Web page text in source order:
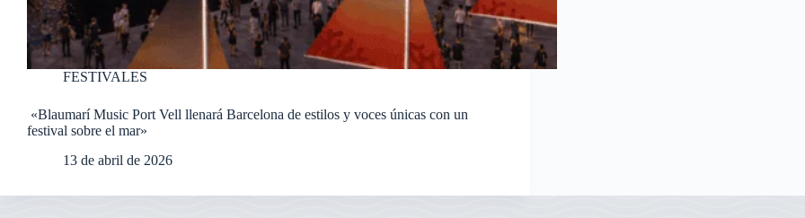
FESTIVALES
«Blaumarí Music Port Vell llenará Barcelona de estilos y voces únicas con un
festival sobre el mar»
13 de abril de 2026